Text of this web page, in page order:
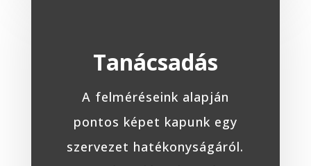
Tanácsadás
A felméréseink alapján
pontos képet kapunk egy
szervezet hatékonyságáról.